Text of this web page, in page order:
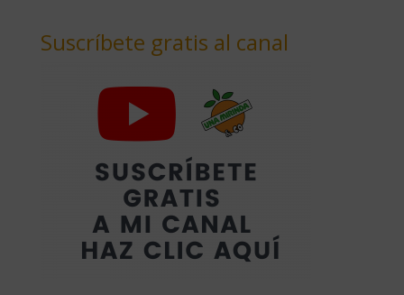
Suscríbete gratis al canal